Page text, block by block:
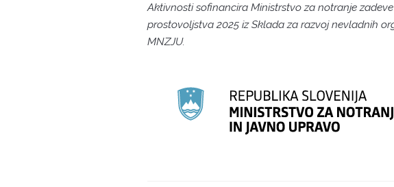
Aktivnosti sofinancira Ministrstvo za notranje
prostovoljstva 2025 iz Sklada za razvoj nevladnih
MNZJU.